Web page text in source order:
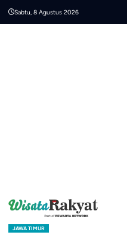
Sabtu, 8 Agustus 2026
JAWA TIMUR